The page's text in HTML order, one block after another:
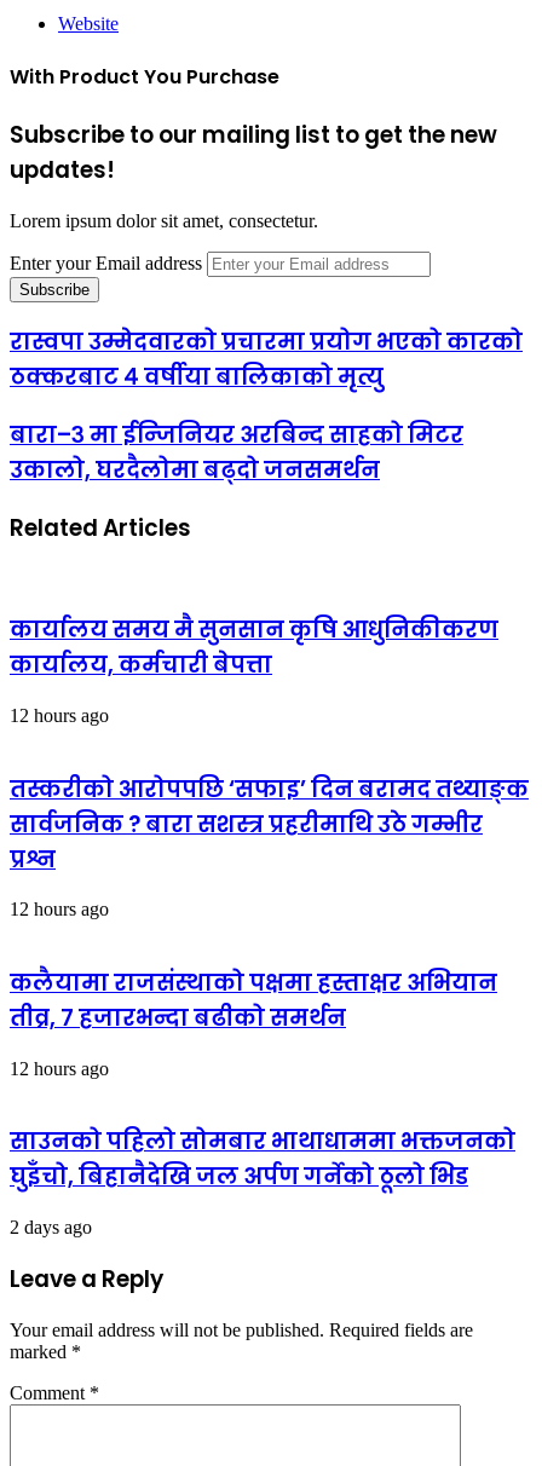
Website
With Product You Purchase
Subscribe to our mailing list to get the new
updates!
Lorem ipsum dolor sit amet, consectetur.
Enter your Email address
रास्वपा उम्मेदवारको प्रचारमा प्रयोग भएको कारको
ठक्करबाट ४ वर्षीया बालिकाको मृत्यु
बारा–३ मा ईन्जिनियर अरबिन्द साहको मिटर
उकालो, घरदैलोमा बढ्दो जनसमर्थन
Related Articles
कार्यालय समय मै सुनसान कृषि आधुनिकीकरण
कार्यालय, कर्मचारी बेपत्ता
12 hours ago
तस्करीको आरोपपछि ‘सफाइ’ दिन बरामद तथ्याङ्क
सार्वजनिक ? बारा सशस्त्र प्रहरीमाथि उठे गम्भीर
प्रश्न
12 hours ago
कलैयामा राजसंस्थाको पक्षमा हस्ताक्षर अभियान
तीव्र, ७ हजारभन्दा बढीको समर्थन
12 hours ago
साउनको पहिलो सोमबार भाथाधाममा भक्तजनको
घुइँचो, बिहानैदेखि जल अर्पण गर्नेको ठूलो भिड
2 days ago
Leave a Reply
Your email address will not be published. Required fields are
marked *
Comment *